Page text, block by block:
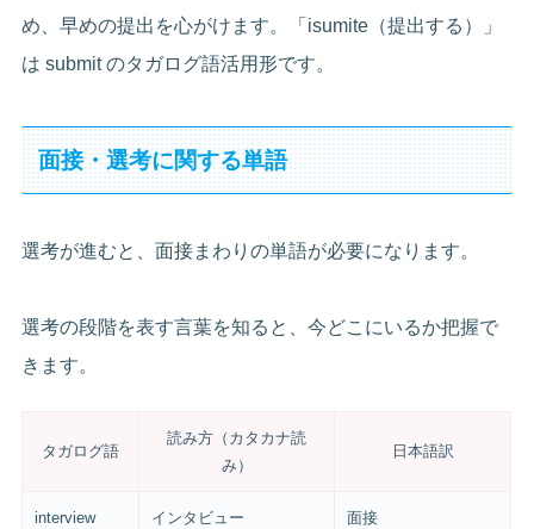
め、早めの提出を心がけます。「isumite（提出する）」
は submit のタガログ語活用形です。
面接・選考に関する単語
選考が進むと、面接まわりの単語が必要になります。
選考の段階を表す言葉を知ると、今どこにいるか把握で
きます。
タガログ語
読み方（カタカナ読
み）
日本語訳
interview インタビュー 面接